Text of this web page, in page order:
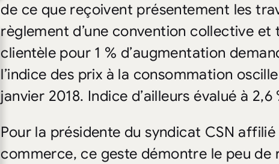
de ce que reçoivent présentement les
règlement d’une convention collective et
clientèle pour 1 % d’augmentation
l’indice des prix à la consommation
janvier 2018. Indice d’ailleurs évalué à
Pour la présidente du syndicat CSN
commerce, ce geste démontre le peu de